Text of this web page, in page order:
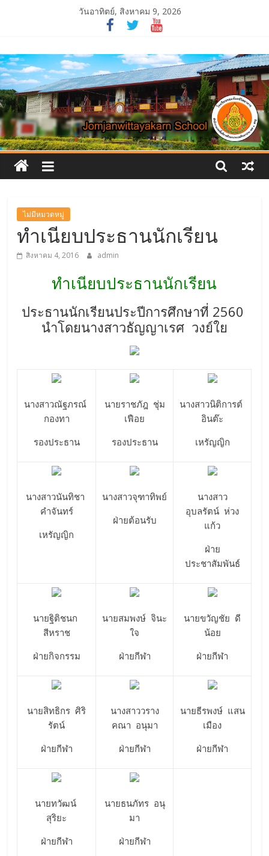
วันอาทิตย์, สิงหาคม 9, 2026
โรงเรียน
จอม
จันทร์
วิทยาคาร
ไม่มีหมวดหมู่
ทำเนียบประธานนักเรียน
สิงหาคม 4, 2016 admin
ทำเนียบประธานนักเรียน
ประธานนักเรียนประปีการศึกษาที่ 2560
นำโดยนางสาวธัญญาเรศ วงย์ใย
นางสาวณัฐภรณ์
กองทา
รองประธาน
นายราชภัฎ ชุ่ม
เฟือย
รองประธาน
นางสาวนิติการต์
อินต๊ะ
เหรัญญิก
นางสาวนันทิชา
คำจันทร์
เหรัญญิก
นางสาวจุฑาทิพย์
ฝ่ายต้อนรับ
นางสาว
อุบลรัตน์ ห่วง
แก้ว
ฝ่าย
ประชาสัมพันธ์
นายฐิติชนก
สีหราช
ฝ่ายกิจกรรม
นายสมพงษ์ จินะ
ใจ
ฝ่ายกีฬา
นายขวัญชัย ดี
น้อย
ฝ่ายกีฬา
นายสิทธิกร ศิริ
รัตน์
ฝ่ายกีฬา
นางสาววราง
คณา อนุมา
ฝ่ายกีฬา
นายธีรพงษ์ แสน
เมือง
ฝ่ายกีฬา
นายทวัฒน์
สุริยะ
ฝ่ายกีฬา
นายธนภัทร อนุ
มา
ฝ่ายกีฬา